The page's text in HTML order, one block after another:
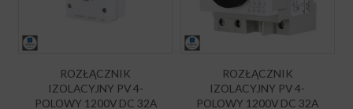
ROZŁĄCZNIK
IZOLACYJNY PV 4-
POLOWY 1200V DC 32A
ROZŁĄCZNIK
IZOLACYJNY PV 4-
POLOWY 1200V DC 32A